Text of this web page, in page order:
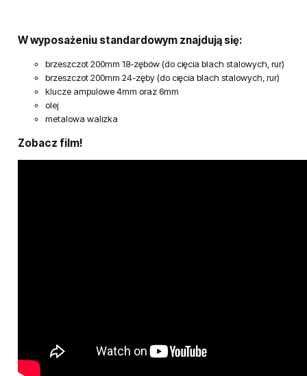
W wyposażeniu standardowym znajdują się:
brzeszczot 200mm 18-zębów (do cięcia blach stalowych, rur)
brzeszczot 200mm 24-zęby (do cięcia blach stalowych, rur)
klucze ampulowe 4mm oraz 6mm
olej
metalowa walizka
Zobacz film!